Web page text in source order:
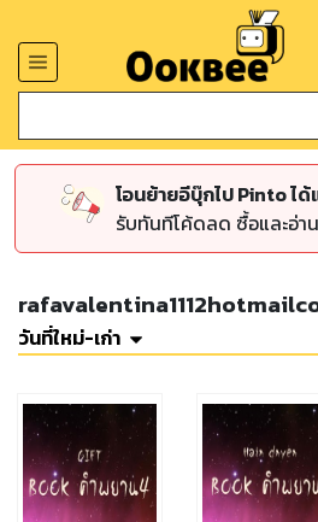
โอนย้ายอีบุ๊กไป Pinto ไ
รับทันทีโค้ดลด ซื้อและอ่า
วันที่ใหม่-เก่า